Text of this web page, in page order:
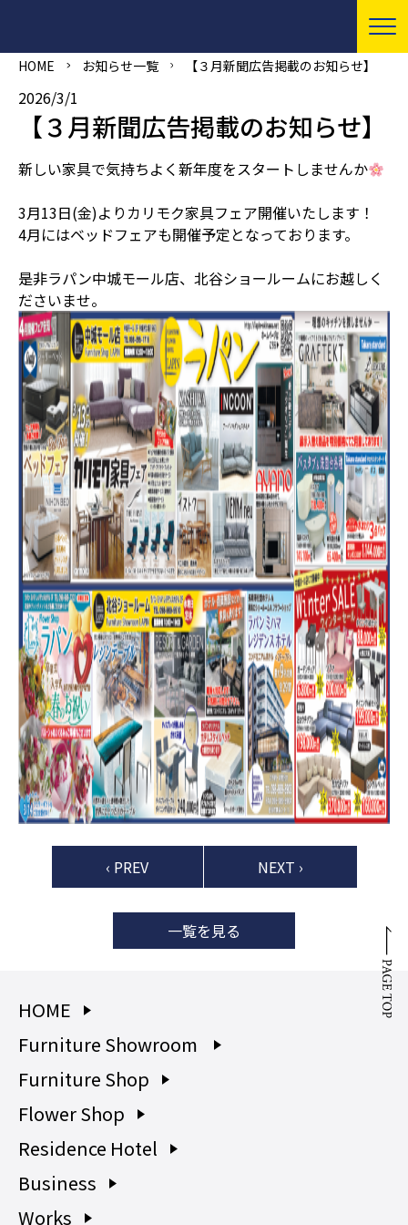
HOME お知らせ一覧 【３月新聞広告掲載のお知らせ】
2026/3/1
【３月新聞広告掲載のお知らせ】
新しい家具で気持ちよく新年度をスタートしませんか
3月13日(金)よりカリモク家具フェア開催いたします！
4月にはベッドフェアも開催予定となっております。
是非ラパン中城モール店、北谷ショールームにお越しく
ださいませ。
‹ PREV NEXT ›
一覧を見る
HOME
Furniture Showroom
Furniture Shop
Flower Shop
Residence Hotel
Business
Works